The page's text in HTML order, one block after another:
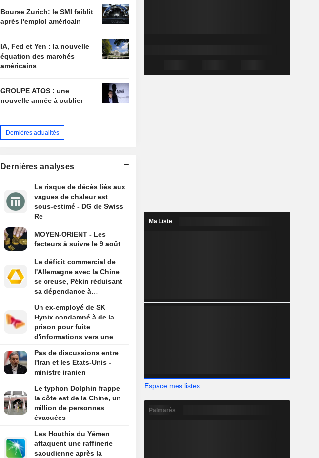
Bourse Zurich: le SMI faiblit
après l'emploi américain
IA, Fed et Yen : la nouvelle
équation des marchés
américains
GROUPE ATOS : une
nouvelle année à oublier
Dernières actualités
Dernières analyses
Le risque de décès liés aux
vagues de chaleur est
sous-estimé - DG de Swiss
Re
MOYEN-ORIENT - Les
facteurs à suivre le 9 août
Le déficit commercial de
l'Allemagne avec la Chine
se creuse, Pékin réduisant
sa dépendance à
Un ex-employé de SK
Hynix condamné à de la
prison pour fuite
d'informations vers une
Yonhap
Pas de discussions entre
l'Iran et les Etats-Unis -
ministre iranien
Le typhon Dolphin frappe
la côte est de la Chine, un
million de personnes
évacuées
Les Houthis du Yémen
attaquent une raffinerie
saoudienne après la
Ma Liste
Espace mes listes
Palmarès